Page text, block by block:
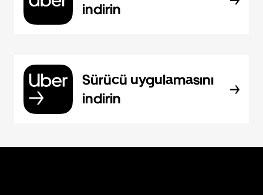
indirin
Sürücü uygulamasını
indirin